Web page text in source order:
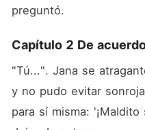
preguntó.
Capítulo 2 De
"Tú...". Jana se
y no pudo evitar
para sí misma: